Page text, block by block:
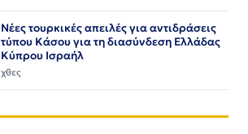
Νέες τουρκικές απειλές για αντιδράσεις
τύπου Κάσου για τη διασύνδεση Ελλάδας
Κύπρου Ισραήλ
χθες